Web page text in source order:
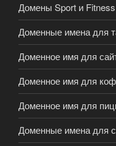
Домены Sport и
Доменные имена для
Доменное имя для
Доменное имя для
Доменное имя для
Доменные имена для